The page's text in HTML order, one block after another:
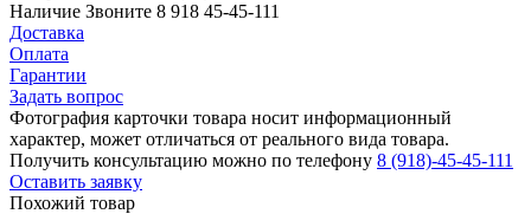
Наличие Звоните 8 918 45-45-111
Доставка
Оплата
Гарантии
Задать вопрос
Фотография карточки товара носит информационный
характер, может отличаться от реального вида товара.
Получить консультацию можно по телефону 8 (918)-45-45-111
Оставить заявку
Похожий товар